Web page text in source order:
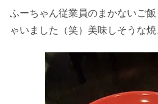
ふーちゃん従業員のまかないご
ゃいました（笑）美味しそうな焼